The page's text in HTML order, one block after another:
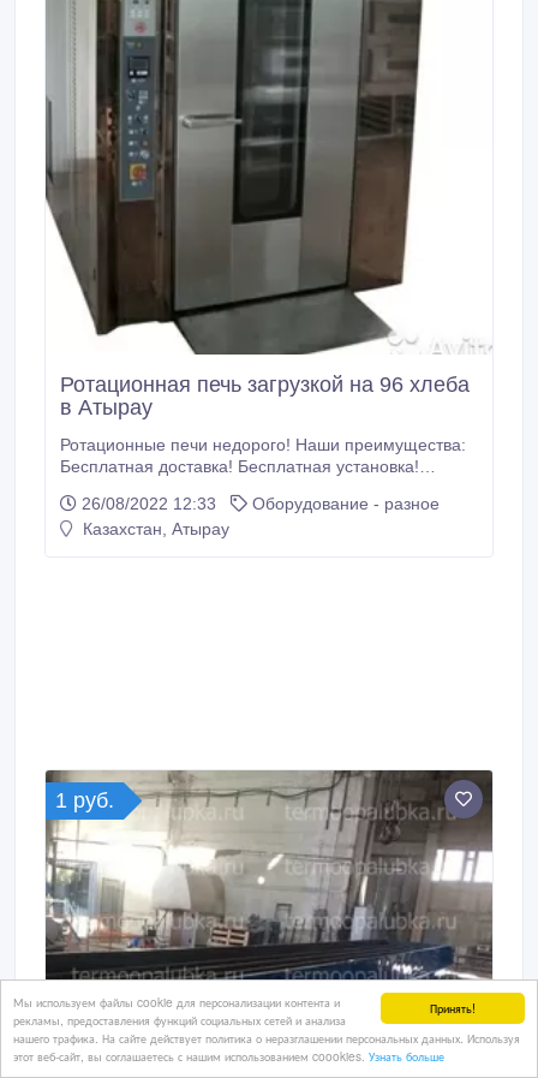
Принять!
Мы используем файлы cookie для персонализации контента и
рекламы, предоставления функций социальных сетей и анализа
нашего трафика. На сайте действует политика о неразглашении персональных данных. Используя
этот веб-сайт, вы соглашаетесь с нашим использованием coookies. Узнать больше
Ротационная печь загрузкой на 96 хлеба
в Атырау
Ротационные печи недорого! Наши преимущества:
Бесплатная доставка! Бесплатная установка!
Обучение пользованию ротационной печи!
Техническая характеристика Загрузка хлеба за один
26/08/2022 12:33
Оборудование - разное
Казахстан, Атырау
1 руб.